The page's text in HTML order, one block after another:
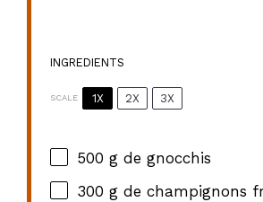
INGREDIENTS
SCALE 1X 2X 3X
500 g de gnocchis
300 g de champignons